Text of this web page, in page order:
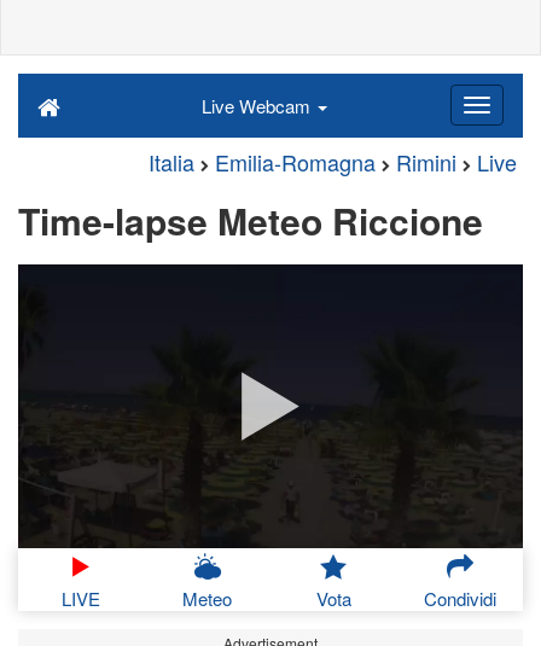
Live Webcam
Italia Emilia-Romagna Rimini Live
Time-lapse Meteo Riccione
LIVE Meteo Vota Condividi